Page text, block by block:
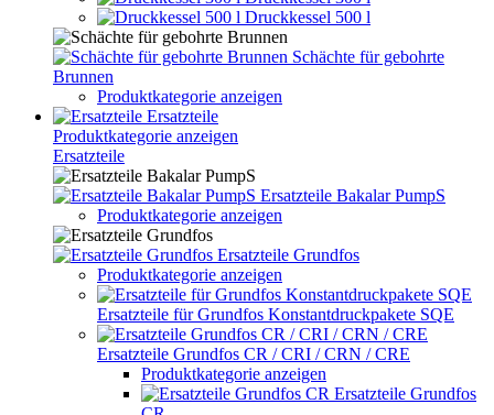
Druckkessel 500 l
Schächte für gebohrte
Brunnen
Produktkategorie anzeigen
Ersatzteile
Produktkategorie anzeigen
Ersatzteile
Ersatzteile Bakalar PumpS
Produktkategorie anzeigen
Ersatzteile Grundfos
Produktkategorie anzeigen
Ersatzteile für Grundfos Konstantdruckpakete SQE
Ersatzteile Grundfos CR / CRI / CRN / CRE
Produktkategorie anzeigen
Ersatzteile Grundfos